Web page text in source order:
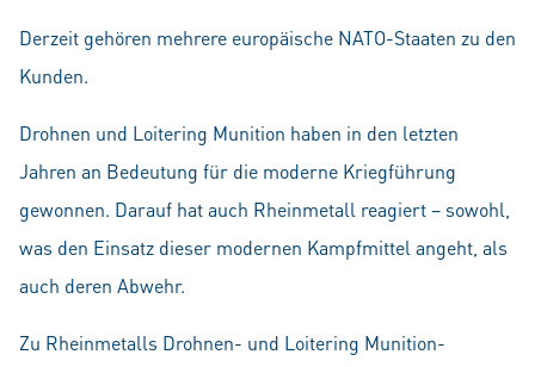
Derzeit gehören mehrere europäische NATO-Staaten zu den
Kunden.
Drohnen und Loitering Munition haben in den letzten
Jahren an Bedeutung für die moderne Kriegführung
gewonnen. Darauf hat auch Rheinmetall reagiert – sowohl,
was den Einsatz dieser modernen Kampfmittel angeht, als
auch deren Abwehr.
Zu Rheinmetalls Drohnen- und Loitering Munition-